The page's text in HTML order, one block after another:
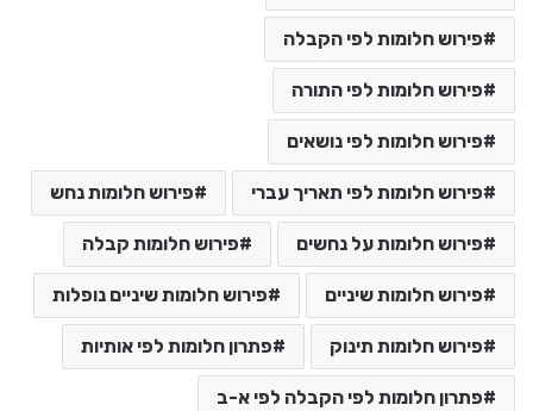
פירוש חלומות לפי הקבלה
פירוש חלומות לפי התורה
פירוש חלומות לפי נושאים
פירוש חלומות לפי תאריך עברי פירוש חלומות נחש
פירוש חלומות על נחשים פירוש חלומות קבלה
פירוש חלומות שיניים פירוש חלומות שיניים נופלות
פירוש חלומות תינוק פתרון חלומות לפי אותיות
פתרון חלומות לפי הקבלה לפי א-ב